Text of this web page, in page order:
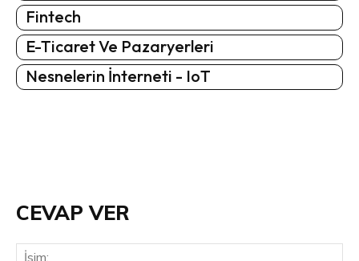
Fintech
E-Ticaret Ve Pazaryerleri
Nesnelerin İnterneti - IoT
CEVAP VER